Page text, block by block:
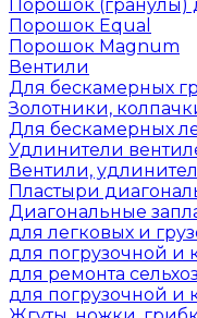
Порошок (гранулы)
Порошок Equal
Порошок Magnum
Вентили
Для бескамерных
Золотники,
Для бескамерных
Удлинители
Вентили,
Пластыри
Диагональные
для легковых и
для погрузочной и
для ремонта
для погрузочной и